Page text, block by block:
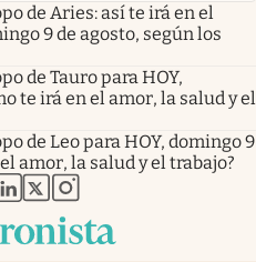
de Aries: así te irá en el
9 de agosto, según los
de Tauro para HOY,
te irá en el amor, la salud y el
de Leo para HOY, domingo 9
amor, la salud y el trabajo?
nueva pestaña
en nueva pestaña
abre en nueva pestaña
abre en nueva pestaña
abre en nueva pestaña